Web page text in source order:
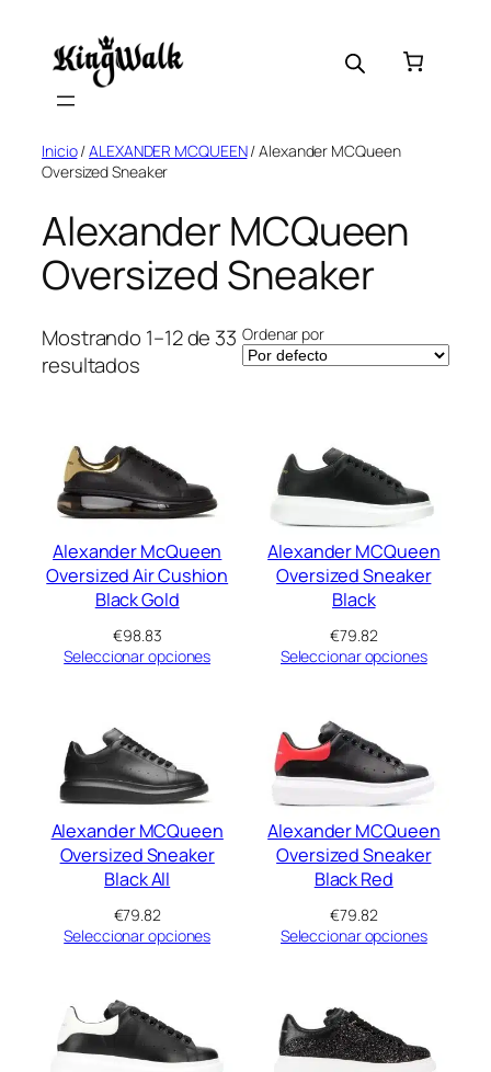
contenido
Inicio/ALEXANDER MCQUEEN/ Alexander MCQueen
Oversized Sneaker
Alexander MCQueen
Oversized Sneaker
Mostrando 1–12 de 33
resultados
Ordenar por
Alexander McQueen
Oversized Air Cushion
Black Gold
€98.83
Seleccionar opciones
Alexander MCQueen
Oversized Sneaker
Black
€79.82
Seleccionar opciones
Alexander MCQueen
Oversized Sneaker
Black All
€79.82
Seleccionar opciones
Alexander MCQueen
Oversized Sneaker
Black Red
€79.82
Seleccionar opciones